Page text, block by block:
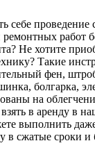
себе
работ
Не хотите
Такие
фен,
болгарка,
на
взять в аренду в
выполнить
в сжатые сроки и